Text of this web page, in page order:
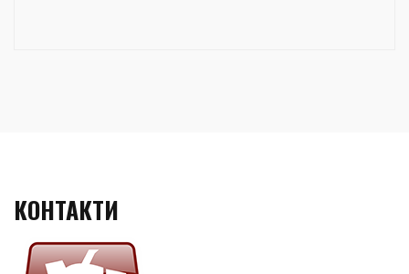
КОНТАКТИ